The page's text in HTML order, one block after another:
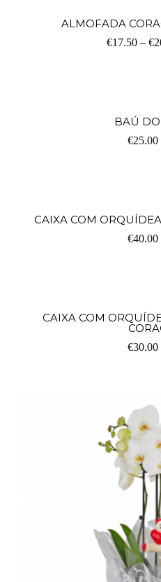
ALMOFADA
€17.50 –€
BAÚ
€25.00
CAIXA COM
€40.00
CAIXA COM
€30.00